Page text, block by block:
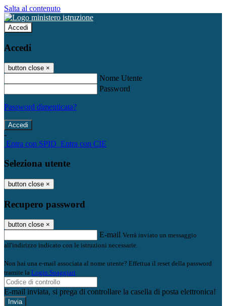
Salta al contenuto
Accedi
Accedi
button close ×
Nome Utente
Password
Password dimenticata?
-
Entra con SPID Entra con CIE
Seleziona utente
button close ×
Recupero password
button close ×
E-mail Verrà inviato un messaggio
all'indirizzo indicato con le istruzioni necessarie.
Non hai una e-mail associata al nome utente? Effettua il reset della password
tramite la Login Spaggiari
E-mail inviata, si prega di controllare la casella di posta elettronica!